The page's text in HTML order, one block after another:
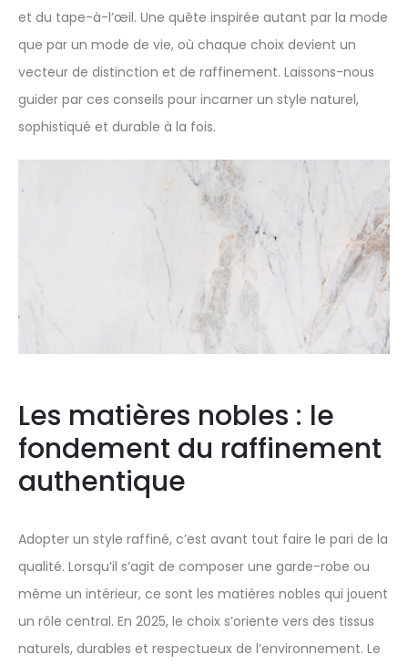
et du tape-à-l’œil. Une quête inspirée autant par la mode
que par un mode de vie, où chaque choix devient un
vecteur de distinction et de raffinement. Laissons-nous
guider par ces conseils pour incarner un style naturel,
sophistiqué et durable à la fois.
Les matières nobles : le
fondement du raffinement
authentique
Adopter un style raffiné, c’est avant tout faire le pari de la
qualité. Lorsqu’il s’agit de composer une garde-robe ou
même un intérieur, ce sont les matières nobles qui jouent
un rôle central. En 2025, le choix s’oriente vers des tissus
naturels, durables et respectueux de l’environnement. Le